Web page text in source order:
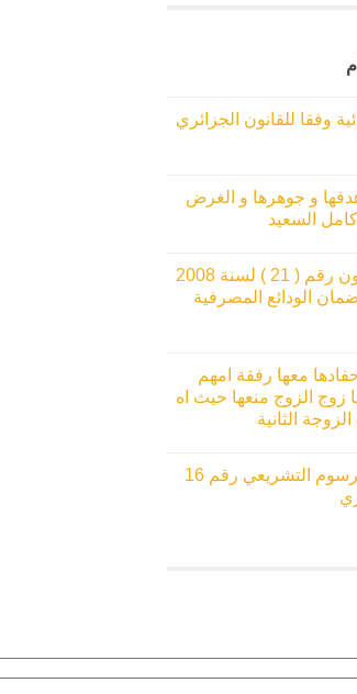
وفقا للقانون الجزائري
و جوهرها و الغرض
كامل السعيد
نصوص و مواد قانون رقم ( 21 ) لسنة 2008
الودائع المصرفية
معها رفقة امهم
زوج الزوج منعها حيث اه
الثانية
نصوص و مواد المرسوم التشريعي رقم 16